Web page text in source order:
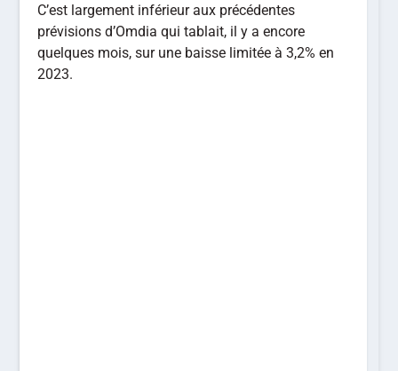
C’est largement inférieur aux précédentes
prévisions d’Omdia qui tablait, il y a encore
quelques mois, sur une baisse limitée à 3,2% en
2023.